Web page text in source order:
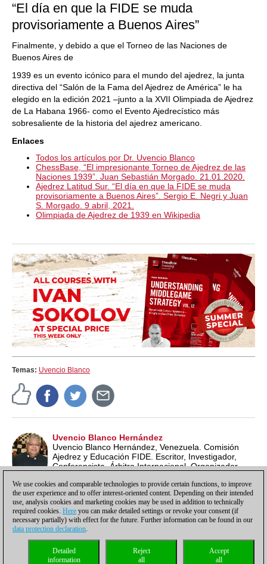
“El día en que la FIDE se muda
provisoriamente a Buenos Aires”
Finalmente, y debido a que el Torneo de las Naciones de
Buenos Aires de
1939 es un evento icónico para el mundo del ajedrez, la junta
directiva del “Salón de la Fama del Ajedrez de América” le ha
elegido en la edición 2021 –junto a la XVII Olimpiada de Ajedrez
de La Habana 1966- como el Evento Ajedrecístico más
sobresaliente de la historia del ajedrez americano.
Enlaces
Todos los artículos por Dr. Uvencio Blanco
ChessBase, “El impresionante Torneo de Ajedrez de las
Naciones 1939”. Juan Sebastián Morgado. 21.01.2020.
Ajedrez Latitud Sur. “El día en que la FIDE se muda
provisoriamente a Buenos Aires”. Sergio E. Negri y Juan
S. Morgado. 9 abril, 2021.
Olimpiada de Ajedrez de 1939 en Wikipedia
Temas: Uvencio Blanco
Uvencio Blanco Hernández
Uvencio Blanco Hernández, Venezuela. Comisión
Ajedrez y Educación FIDE. Escritor, Investigador,
Conferencista, Árbitro Internacional, Organizador
Lead School Instructor FIDE.
Política de privacidad |Para contactar Cookies Management
Licencias
Compliance Hotline
We use cookies and comparable technologies to provide certain functions, to improve
the user experience and to offer interest-oriented content. Depending on their intended
use, analysis cookies and marketing cookies may be used in addition to technically
required cookies. Here you can make detailed settings or revoke your consent (if
necessary partially) with effect for the future. Further information can be found in our
data protection declaration.
Accept
all
Reject
all
Detailed
information